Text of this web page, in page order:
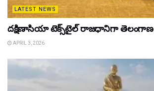
LATEST NEWS
దక్షిణాసియా టెక్స్‌టైల్ రాజధానిగా తెలంగాణ
APRIL 3, 2026